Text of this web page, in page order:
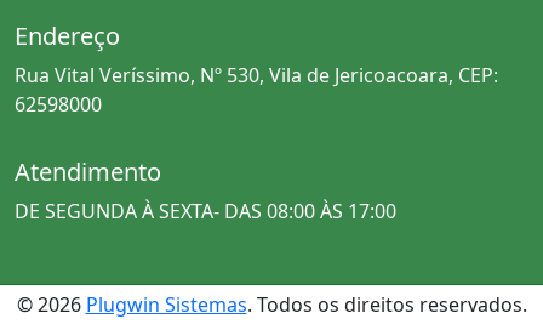
Endereço
Rua Vital Veríssimo, Nº 530, Vila de Jericoacoara, CEP:
62598000
Atendimento
DE SEGUNDA À SEXTA- DAS 08:00 ÀS 17:00
© 2026 Plugwin Sistemas. Todos os direitos reservados.